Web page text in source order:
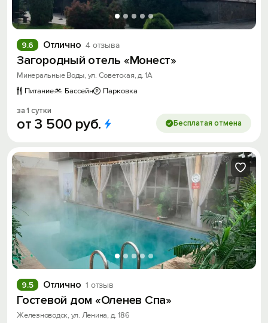
Отлично 4 отзыва
9.6
Загородный отель «Монест»
Минеральные Воды, ул. Советская, д. 1А
Питание
Бассейн Парковка
за 1 сутки
от3 500 руб. Бесплатая отмена
Отлично 1 отзыв
9.5
Гостевой дом «Оленев Спа»
Железноводск, ул. Ленина, д. 186